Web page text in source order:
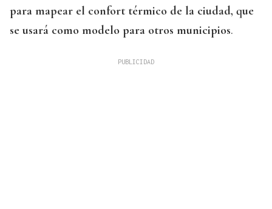
para mapear el confort térmico de la ciudad, que
se usará como modelo para otros municipios.